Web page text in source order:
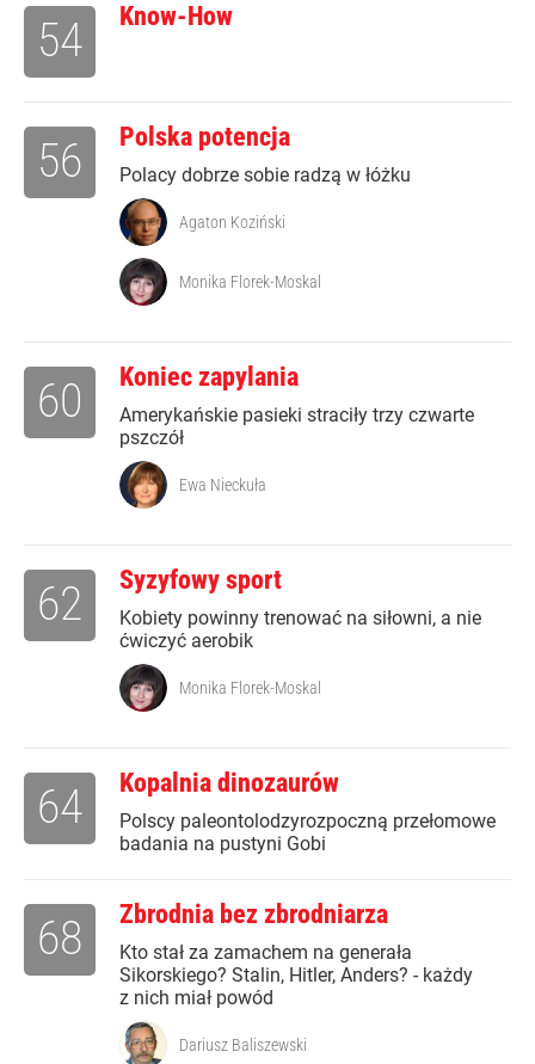
Know-How
54
Polska potencja
Polacy dobrze sobie radzą w łóżku
56
Agaton Koziński
Monika Florek-Moskal
Koniec zapylania
Amerykańskie pasieki straciły trzy czwarte
pszczół
60
Ewa Nieckuła
Syzyfowy sport
Kobiety powinny trenować na siłowni, a nie
ćwiczyć aerobik
62
Monika Florek-Moskal
Kopalnia dinozaurów
Polscy paleontolodzyrozpoczną przełomowe
badania na pustyni Gobi
64
Zbrodnia bez zbrodniarza
Kto stał za zamachem na generała
Sikorskiego? Stalin, Hitler, Anders? - każdy
z nich miał powód
68
Dariusz Baliszewski